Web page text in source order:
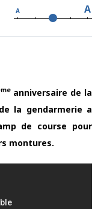
A A
anniversaire de la
la gendarmerie a
de course pour
montures.